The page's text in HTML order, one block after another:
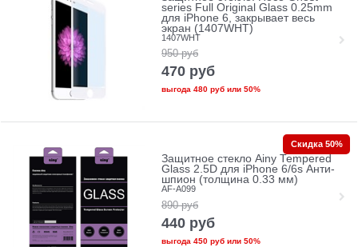
series Full Original Glass 0.25mm
для iPhone 6, закрывает весь
экран (1407WHT)
1407WHT
950 руб
470 руб
выгода 480 рубили 50%
Защитное стекло Ainy Tempered
Glass 2.5D для iPhone 6/6s Анти-
шпион (толщина 0.33 мм)
AF-A099
890 руб
440 руб
выгода 450 рубили 50%
Скидка 50%